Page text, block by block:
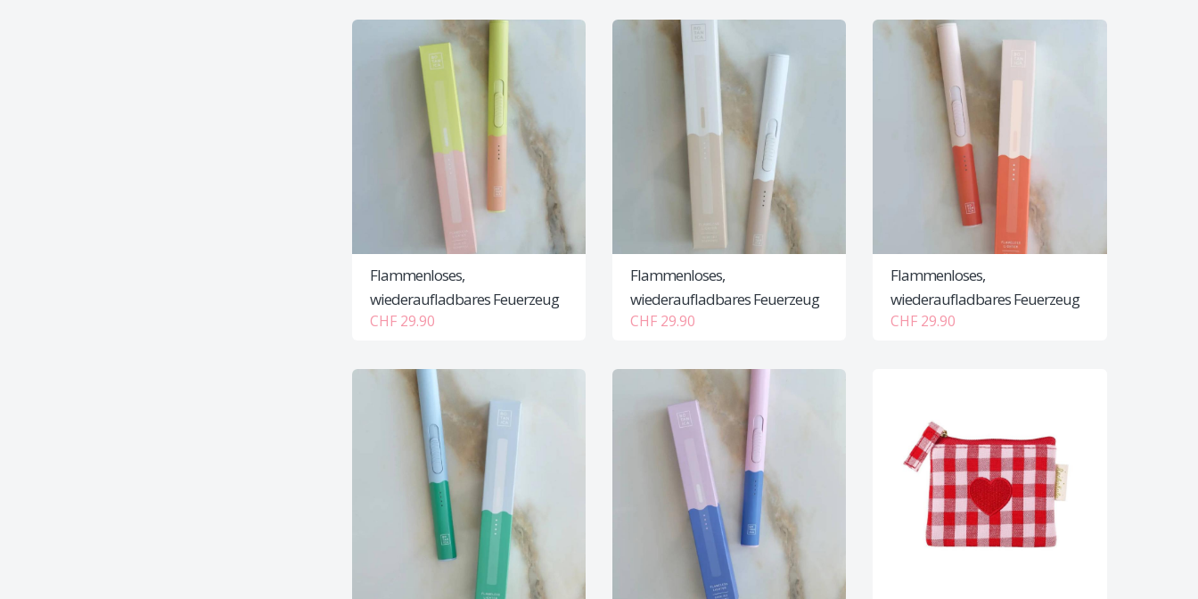
Flammenloses,
wiederaufladbares Feuerzeug
CHF 29.90
Flammenloses,
wiederaufladbares Feuerzeug
CHF 29.90
Flammenloses,
wiederaufladbares Feuerzeug
CHF 29.90